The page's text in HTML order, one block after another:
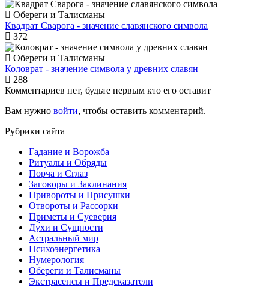
Обереги и Талисманы
Квадрат Сварога - значение славянского символа
372
Обереги и Талисманы
Коловрат - значение символа у древних славян
288
Комментариев нет, будьте первым кто его оставит
Вам нужно войти, чтобы оставить комментарий.
Рубрики сайта
Гадание и Ворожба
Ритуалы и Обряды
Порча и Сглаз
Заговоры и Заклинания
Привороты и Присушки
Отвороты и Рассорки
Приметы и Суеверия
Ду́хи и Сущности
Астральный мир
Психоэнергетика
Нумерология
Обереги и Талисманы
Экстрасенсы и Предсказатели